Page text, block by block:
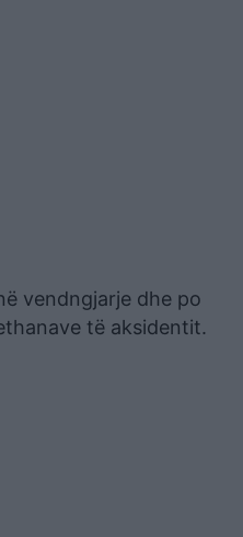
vendngjarje dhe po
të aksidentit.